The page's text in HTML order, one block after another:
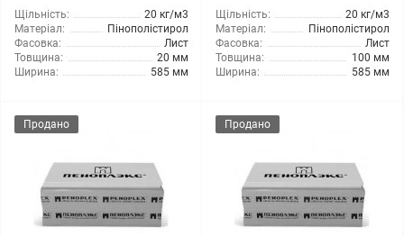
Щільність:
20 кг/м3
Матеріал:
Пінополістирол
Фасовка:
Лист
Товщина:
20 мм
Ширина:
585 мм
Щільність:
20 кг/м3
Матеріал:
Пінополістирол
Фасовка:
Лист
Товщина:
100 мм
Ширина:
585 мм
Продано Продано